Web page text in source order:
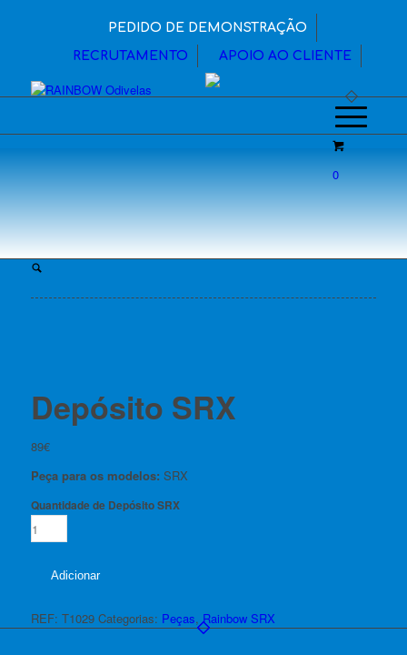
PEDIDO DE DEMONSTRAÇÃO
RECRUTAMENTO APOIO AO CLIENTE
0
Depósito SRX
89€
Peça para os modelos: SRX
Quantidade de Depósito SRX
Adicionar
REF: T1029 Categorias: Peças,Rainbow SRX